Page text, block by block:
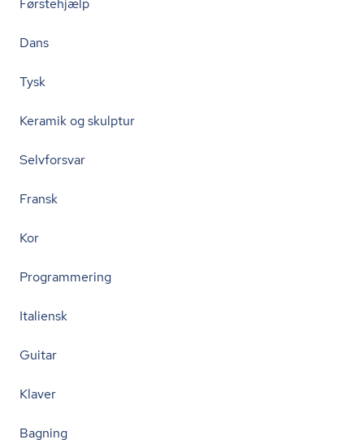
Førstehjælp
Dans
Tysk
Keramik og skulptur
Selvforsvar
Fransk
Kor
Programmering
Italiensk
Guitar
Klaver
Bagning